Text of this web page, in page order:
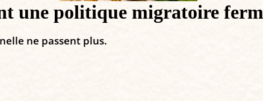
une politique migratoire
ne passent plus.